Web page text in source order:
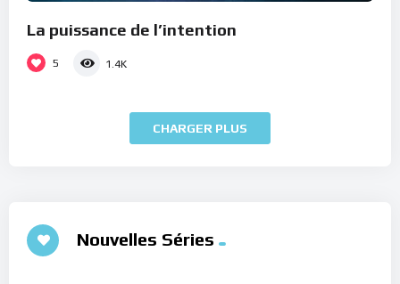
La puissance de l’intention
5 1.4K
CHARGER PLUS
Nouvelles Séries